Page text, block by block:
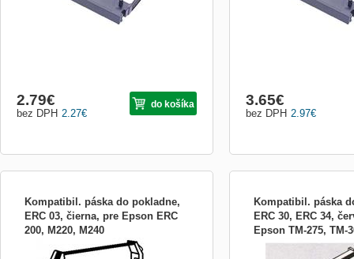
2.27€
bez DPH
2.79€ do košíka
2.97€
bez DPH
3.65€
Kompatibil. páska do pokladne,
ERC 03, čierna, pre Epson ERC
200, M220, M240
Kompatibil. páska
ERC 30, ERC 34,
Epson TM-275, TM-